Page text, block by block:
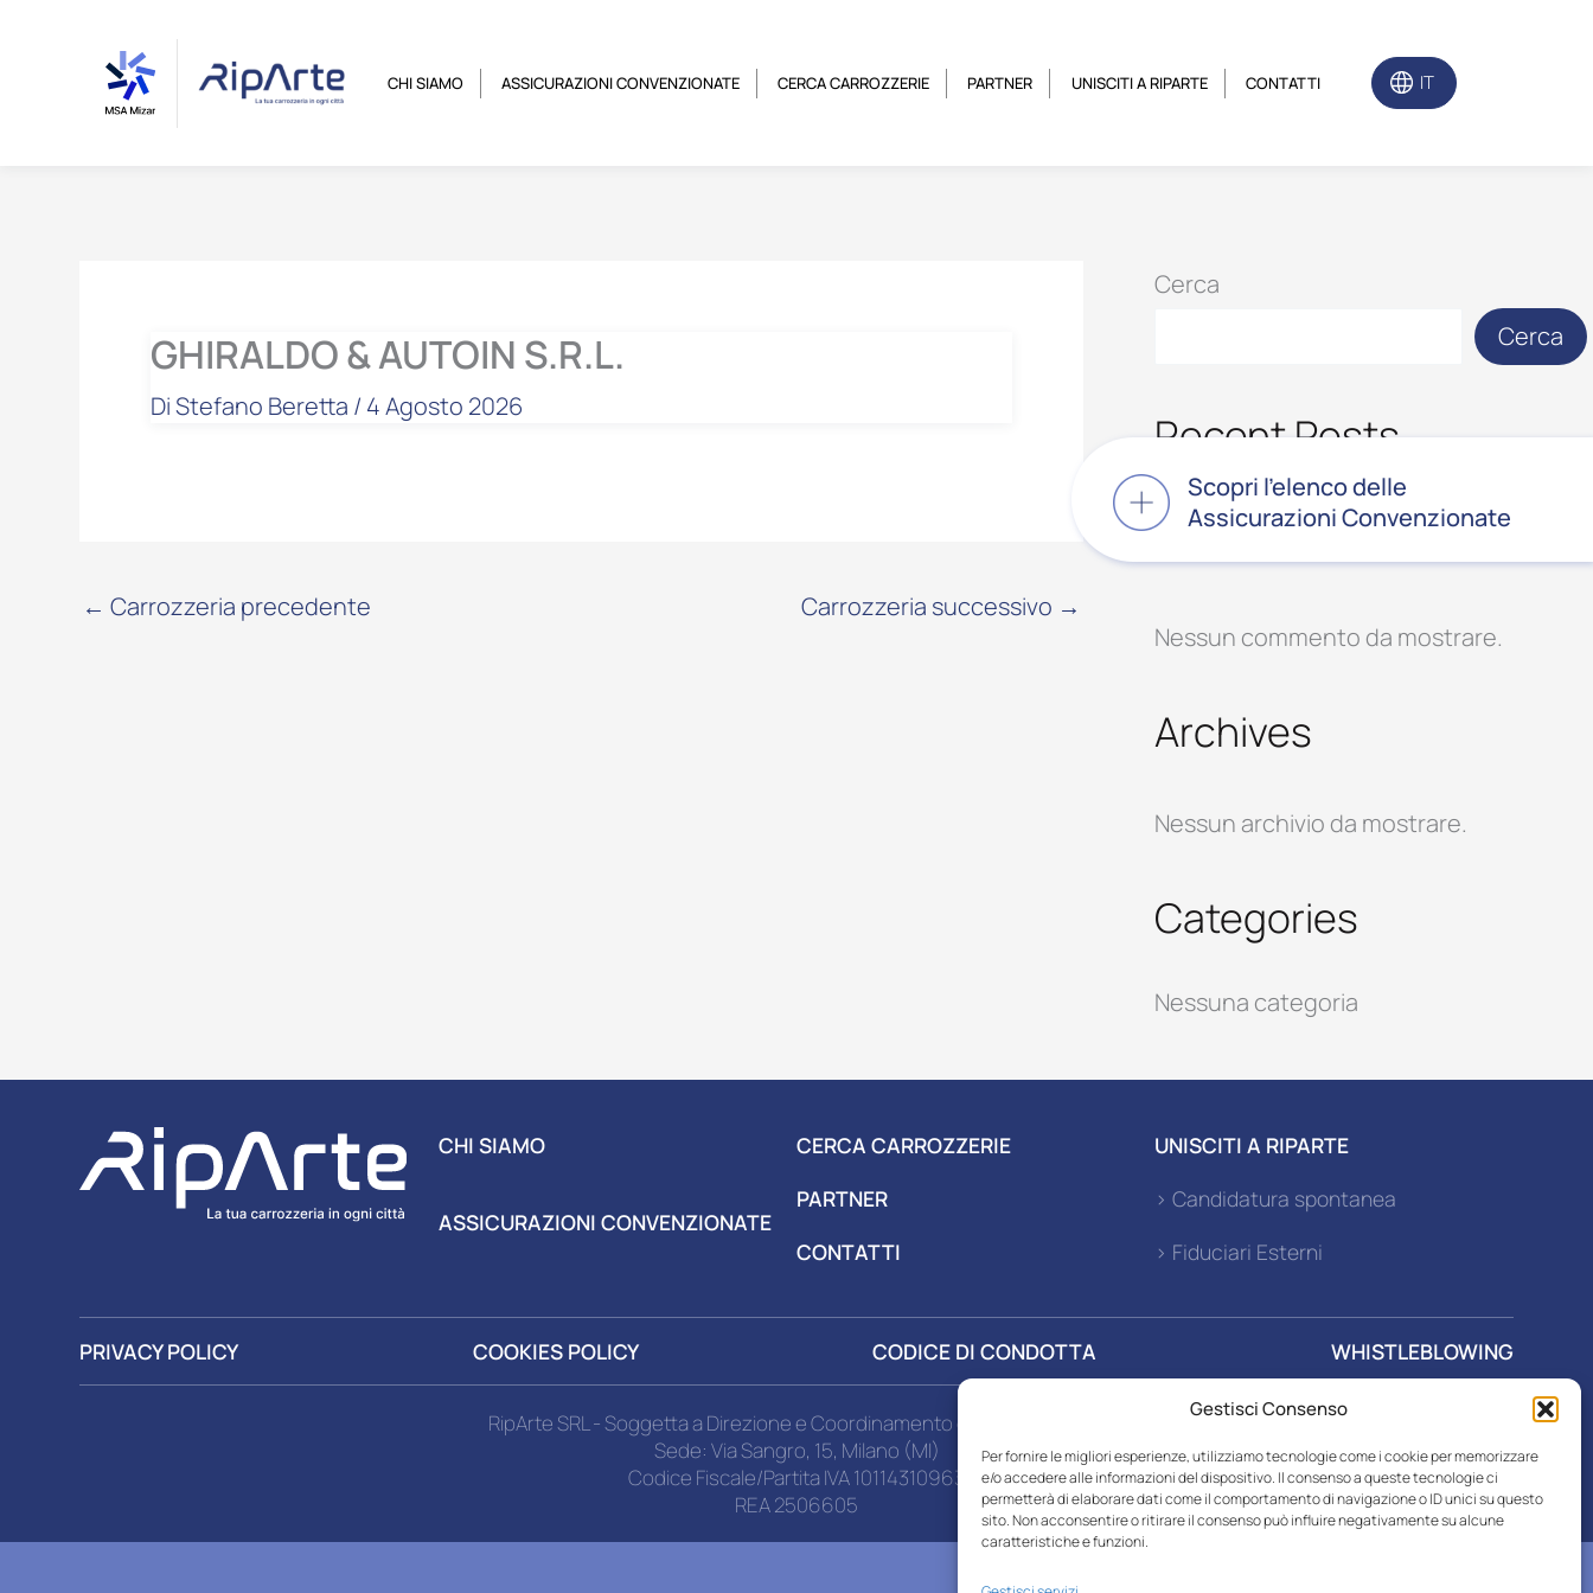
Gestisci Consenso
Per fornire le migliori esperienze, utilizziamo tecnologie come i cookie per memorizzare
e/o accedere alle informazioni del dispositivo. Il consenso a queste tecnologie ci
permetterà di elaborare dati come il comportamento di navigazione o ID unici su questo
sito. Non acconsentire o ritirare il consenso può influire negativamente su alcune
caratteristiche e funzioni.
contenuto
CHI SIAMO ASSICURAZIONI CONVENZIONATE CERCA CARROZZERIE PARTNER UNISCITI A RIPARTE CONTATTI IT
GHIRALDO & AUTOIN S.R.L.
DiStefano Beretta / 4 Agosto 2026
← Carrozzeria precedente Carrozzeria successivo →
Cerca
Cerca
Recent Posts
Recent Comments
Nessun commento da mostrare.
Archives
Nessun archivio da mostrare.
Categories
Nessuna categoria
Scopri l’elenco delle
Assicurazioni Convenzionate
CHI SIAMO
ASSICURAZIONI CONVENZIONATE
CERCA CARROZZERIE
PARTNER
CONTATTI
UNISCITI A RIPARTE
> Candidatura spontanea
> Fiduciari Esterni
PRIVACY POLICY COOKIES POLICY CODICE DI CONDOTTA WHISTLEBLOWING
RipArte SRL - Soggetta a Direzione e Coordinamento di MSA Mizar SPA
Sede: Via Sangro, 15, Milano (MI)
Codice Fiscale/Partita IVA 10114310963
REA 2506605